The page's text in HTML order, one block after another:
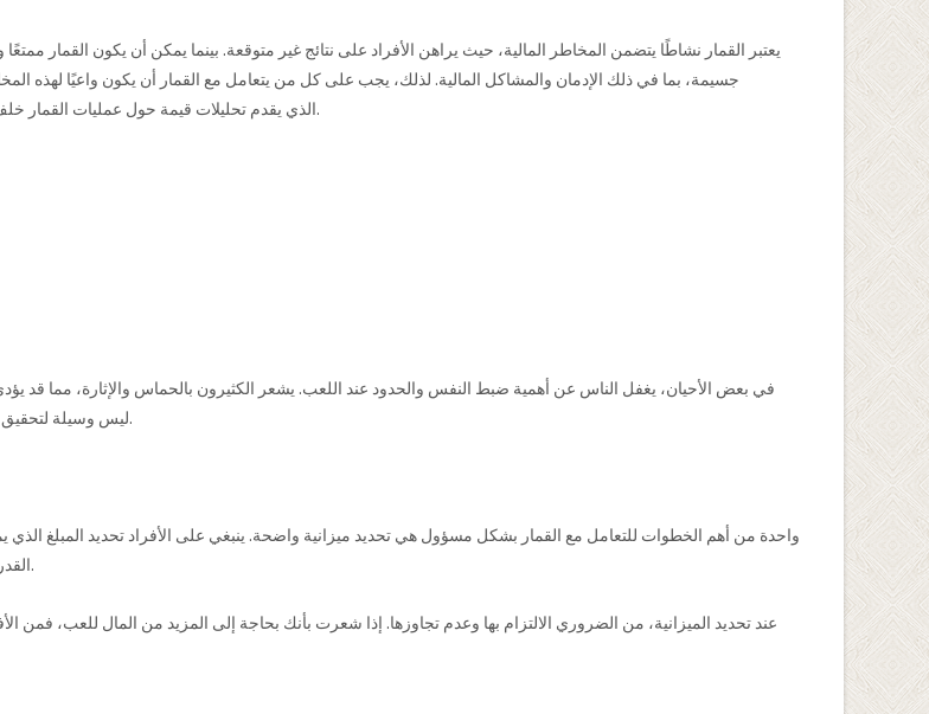
يعتبر القمار نشاطًا يتضمن المخاطر المالية، حيث يراهن الأفراد على نتائج غير متوقعة. بينما يمكن أن يكون القمار
جسيمة، بما في ذلك الإدمان والمشاكل المالية. لذلك، يجب على كل من يتعامل مع القمار أن يكون واعيًا لهذه
الذي يقدم تحليلات قيمة حول عمليات القمار خلف الكواليس.
في بعض الأحيان، يغفل الناس عن أهمية ضبط النفس والحدود عند اللعب. يشعر الكثيرون بالحماس والإثارة، مما قد
ليس وسيلة لتحقيق الثروة، بل هو نشاط ترفيهي قد يكون له عواقب وخيمة إذا لم يتم التعامل معه بحذر.
واحدة من أهم الخطوات للتعامل مع القمار بشكل مسؤول هي تحديد ميزانية واضحة. ينبغي على الأفراد تحديد المبلغ
القدرة المالية للشخص وأن لا يتم استخدامه من الأموال المخصصة للاحتياجات الأساسية.
عند تحديد الميزانية، من الضروري الالتزام بها وعدم تجاوزها. إذا شعرت بأنك بحاجة إلى المزيد من المال للعب،